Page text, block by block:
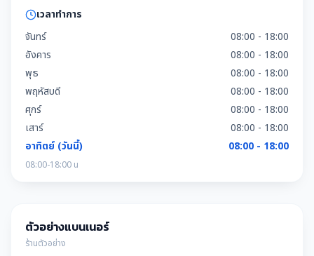
เวลาทำการ
จันทร์
08:00 - 18:00
อังคาร
08:00 - 18:00
พุธ
08:00 - 18:00
พฤหัสบดี
08:00 - 18:00
ศุกร์
08:00 - 18:00
เสาร์
08:00 - 18:00
อาทิตย์ (วันนี้)
08:00 - 18:00
08:00-18:00 น
ตัวอย่างแบนเนอร์
ร้านตัวอย่าง